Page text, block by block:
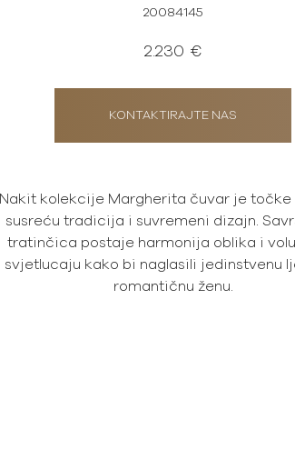
20084145
2.230 €
KONTAKTIRAJTE NAS
Nakit kolekcije Margherita čuvar je točke
susreću tradicija i suvremeni dizajn.
tratinčica postaje harmonija oblika i
svjetlucaju kako bi naglasili jedinstvenu
romantičnu ženu.